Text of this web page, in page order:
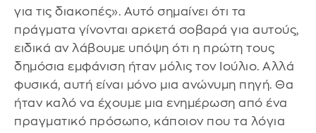
για τις διακοπές». Αυτό σημαίνει ότι τα
πράγματα γίνονται αρκετά σοβαρά για αυτούς,
ειδικά αν λάβουμε υπόψη ότι η πρώτη τους
δημόσια εμφάνιση ήταν μόλις τον Ιούλιο. Αλλά
φυσικά, αυτή είναι μόνο μια ανώνυμη πηγή. Θα
ήταν καλό να έχουμε μια ενημέρωση από ένα
πραγματικό πρόσωπο, κάποιον που τα λόγια